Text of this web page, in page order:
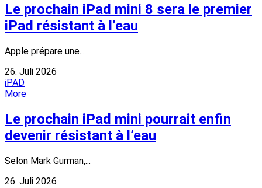
Le prochain iPad mini 8 sera le premier
iPad résistant à l’eau
Apple prépare une...
26. Juli 2026
iPAD
More
Le prochain iPad mini pourrait enfin
devenir résistant à l’eau
Selon Mark Gurman,...
26. Juli 2026